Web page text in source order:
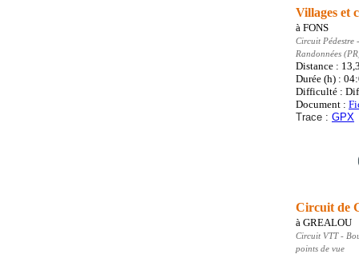
Villages et
à FONS
Circuit Pédestre
Randonnées
Distance :
Durée (h) :
Difficulté :
Document :
Trace : GPX
Circuit de
à GREALOU
Circuit VTT-
points de vue